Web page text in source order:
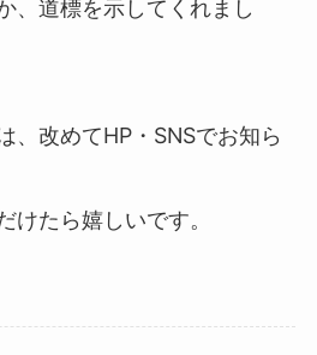
、道標を示してくれまし
、改めてHP・SNSでお知ら
けたら嬉しいです。